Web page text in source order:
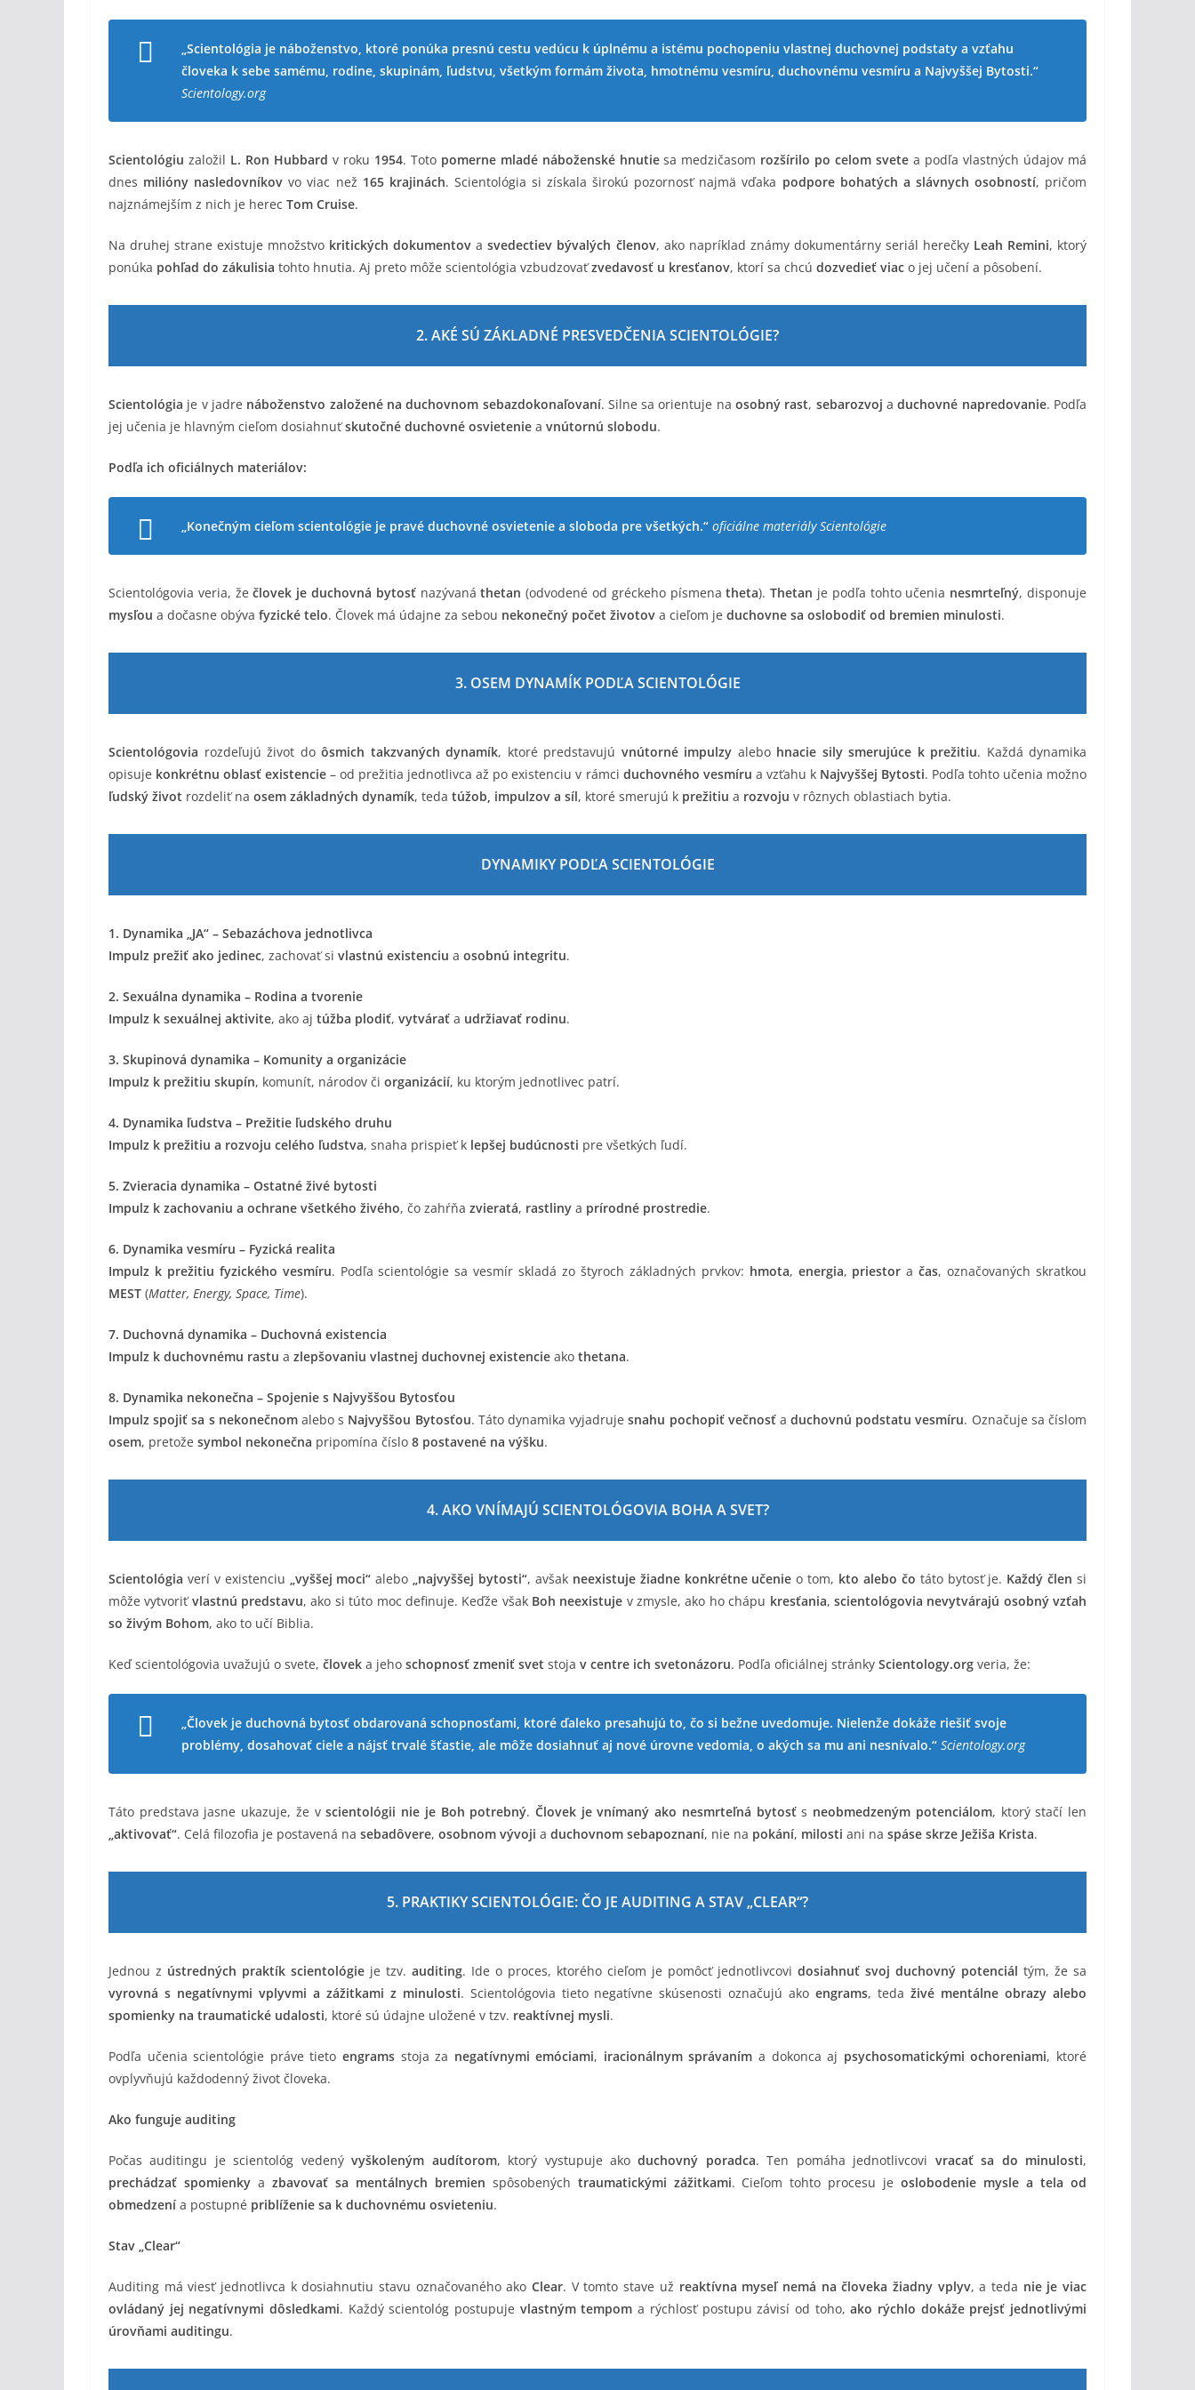
„Scientológia je náboženstvo, ktoré ponúka presnú cestu vedúcu k úplnému a istému pochopeniu vlastnej duchovnej podstaty a vzťahu
človeka k sebe samému, rodine, skupinám, ľudstvu, všetkým formám života, hmotnému vesmíru, duchovnému vesmíru a Najvyššej Bytosti.“
Scientology.org
Scientológiu založil L. Ron Hubbard v roku 1954. Toto pomerne mladé náboženské hnutiesa medzičasom rozšírilo po celom svete a podľa vlastných údajov má
dnes milióny nasledovníkov vo viac než 165 krajinách. Scientológia si získala širokú pozornosť najmä vďaka podpore bohatých a slávnych osobností, pričom
najznámejším z nich je herec Tom Cruise.
Na druhej strane existuje množstvo kritických dokumentov asvedectiev bývalých členov, ako napríklad známy dokumentárny seriál herečky Leah Remini, ktorý
ponúka pohľad do zákulisia tohto hnutia. Aj preto môže scientológia vzbudzovaťzvedavosť u kresťanov, ktorí sa chcú dozvedieť viac o jej učení a pôsobení.
2. AKÉ SÚ ZÁKLADNÉ PRESVEDČENIA SCIENTOLÓGIE?
Scientológia je v jadre náboženstvo založené na duchovnom sebazdokonaľovaní. Silne sa orientuje naosobný rast, sebarozvoj aduchovné napredovanie. Podľa
jej učenia je hlavným cieľom dosiahnuťskutočné duchovné osvietenie a vnútornú slobodu.
Podľa ich oficiálnych materiálov:
„Konečným cieľom scientológie je pravé duchovné osvietenie a sloboda pre všetkých.“ oficiálne materiály Scientológie
Scientológovia veria, žečlovek je duchovná bytosťnazývanáthetan (odvodené od gréckeho písmenatheta).Thetan je podľa tohto učenia nesmrteľný, disponuje
mysľou a dočasne obýva fyzické telo. Človek má údajne za sebou nekonečný počet životov a cieľom je duchovne sa oslobodiť od bremien minulosti.
3. OSEM DYNAMÍK PODĽA SCIENTOLÓGIE
Scientológovia rozdeľujú život do ôsmich takzvaných dynamík, ktoré predstavujú vnútorné impulzy alebo hnacie sily smerujúce k prežitiu. Každá dynamika
opisuje konkrétnu oblasť existencie – od prežitia jednotlivca až po existenciu v rámci duchovného vesmíru a vzťahu k Najvyššej Bytosti. Podľa tohto učenia možno
ľudský život rozdeliť na osem základných dynamík, teda túžob, impulzov a síl, ktoré smerujú k prežitiu a rozvoju v rôznych oblastiach bytia.
DYNAMIKY PODĽA SCIENTOLÓGIE
1. Dynamika „JA“ – Sebazáchova jednotlivca
Impulz prežiť ako jedinec, zachovať si vlastnú existenciu a osobnú integritu.
2. Sexuálna dynamika – Rodina a tvorenie
Impulz k sexuálnej aktivite, ako aj túžba plodiť, vytvárať a udržiavať rodinu.
3. Skupinová dynamika – Komunity a organizácie
Impulz k prežitiu skupín, komunít, národov či organizácií, ku ktorým jednotlivec patrí.
4. Dynamika ľudstva – Prežitie ľudského druhu
Impulz k prežitiu a rozvoju celého ľudstva, snaha prispieť k lepšej budúcnosti pre všetkých ľudí.
5. Zvieracia dynamika – Ostatné živé bytosti
Impulz k zachovaniu a ochrane všetkého živého, čo zahŕňa zvieratá, rastliny a prírodné prostredie.
6. Dynamika vesmíru – Fyzická realita
Impulz k prežitiu fyzického vesmíru. Podľa scientológie sa vesmír skladá zo štyroch základných prvkov: hmota, energia, priestor ačas, označovaných skratkou
MEST (Matter, Energy, Space, Time).
7. Duchovná dynamika – Duchovná existencia
Impulz k duchovnému rastu a zlepšovaniu vlastnej duchovnej existencie ako thetana.
8. Dynamika nekonečna – Spojenie s Najvyššou Bytosťou
Impulz spojiť sa s nekonečnomalebo s Najvyššou Bytosťou. Táto dynamika vyjadrujesnahu pochopiť večnosťaduchovnú podstatu vesmíru. Označuje sa číslom
osem, pretože symbol nekonečna pripomína číslo 8 postavené na výšku.
4. AKO VNÍMAJÚ SCIENTOLÓGOVIA BOHA A SVET?
Scientológia verí v existenciu „vyššej moci“ alebo„najvyššej bytosti“, avšak neexistuje žiadne konkrétne učenie o tom, kto alebo čo táto bytosť je. Každý člen si
môže vytvoriťvlastnú predstavu, ako si túto moc definuje. Keďže však Boh neexistuje v zmysle, ako ho chápu kresťania, scientológovia nevytvárajú osobný vzťah
so živým Bohom, ako to učí Biblia.
Keď scientológovia uvažujú o svete, človek a jeho schopnosť zmeniť svet stoja v centre ich svetonázoru. Podľa oficiálnej stránky Scientology.org veria, že:
„Človek je duchovná bytosť obdarovaná schopnosťami, ktoré ďaleko presahujú to, čo si bežne uvedomuje. Nielenže dokáže riešiť svoje
problémy, dosahovať ciele a nájsť trvalé šťastie, ale môže dosiahnuť aj nové úrovne vedomia, o akých sa mu ani nesnívalo.“ Scientology.org
Táto predstava jasne ukazuje, že vscientológii nie je Boh potrebný.Človek je vnímaný ako nesmrteľná bytosťs neobmedzeným potenciálom, ktorý stačí len
„aktivovať“. Celá filozofia je postavená na sebadôvere, osobnom vývoji a duchovnom sebapoznaní, nie na pokání, milosti ani na spáse skrze Ježiša Krista.
5. PRAKTIKY SCIENTOLÓGIE: ČO JE AUDITING A STAV „CLEAR“?
Jednou z ústredných praktík scientológie je tzv. auditing. Ide o proces, ktorého cieľom je pomôcť jednotlivcovi dosiahnuť svoj duchovný potenciál tým, že sa
vyrovná s negatívnymi vplyvmi a zážitkami z minulosti. Scientológovia tieto negatívne skúsenosti označujú akoengrams, tedaživé mentálne obrazy alebo
spomienky na traumatické udalosti, ktoré sú údajne uložené v tzv. reaktívnej mysli.
Podľa učenia scientológie práve tieto engramsstoja za negatívnymi emóciami, iracionálnym správaním a dokonca aj psychosomatickými ochoreniami, ktoré
ovplyvňujú každodenný život človeka.
Ako funguje auditing
Počas auditingu je scientológ vedenývyškoleným audítorom, ktorý vystupuje akoduchovný poradca. Ten pomáha jednotlivcovi vracať sa do minulosti,
prechádzať spomienkya zbavovať sa mentálnych bremien spôsobených traumatickými zážitkami. Cieľom tohto procesu jeoslobodenie mysle a tela od
obmedzení a postupné priblíženie sa k duchovnému osvieteniu.
Stav „Clear“
Auditing má viesť jednotlivca k dosiahnutiu stavu označovaného akoClear. V tomto stave už reaktívna myseľ nemá na človeka žiadny vplyv, a teda nie je viac
ovládaný jej negatívnymi dôsledkami. Každý scientológ postupuje vlastným tempom a rýchlosť postupu závisí od toho,ako rýchlo dokáže prejsť jednotlivými
úrovňami auditingu.